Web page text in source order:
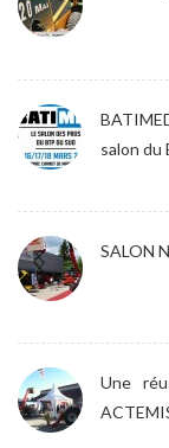
salon du
SALON
Une